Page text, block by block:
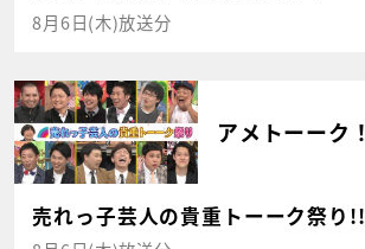
8月6日(木)放送分
アメトーーク！
売れっ子芸人の貴重トーーク祭り!!